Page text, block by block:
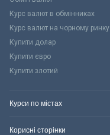
Курс валют в обмінниках
Курс валют на чорному ринку
Купити долар
Купити євро
Купити злотий
Курси по містах
Корисні сторінки